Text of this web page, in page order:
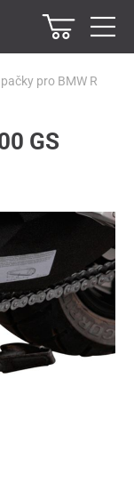
pro BMW R
GS